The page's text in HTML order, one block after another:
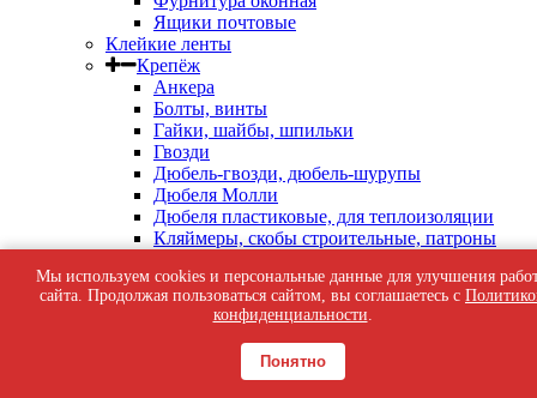
Ящики почтовые
Клейкие ленты
Крепёж
Анкера
Болты, винты
Гайки, шайбы, шпильки
Гвозди
Дюбель-гвозди, дюбель-шурупы
Дюбеля Молли
Дюбеля пластиковые, для теплоизоляции
Кляймеры, скобы строительные, патроны
Перфорированный крепеж
Саморезы кровельные
Саморезы оконные, по бетону
Саморезы с пресс-шайбой
Саморезы черные
Мы используем cookies и персональные данные для улучшения
сайта. Продолжая пользоваться сайтом, вы соглашаетесь с
конфиденциальности.
Понятно